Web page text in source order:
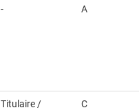
- A
Titulaire /
C